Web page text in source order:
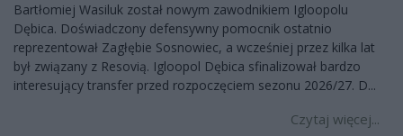
Bartłomiej Wasiluk został nowym zawodnikiem Igloopolu
Dębica. Doświadczony defensywny pomocnik ostatnio
reprezentował Zagłębie Sosnowiec, a wcześniej przez kilka lat
był związany z Resovią. Igloopol Dębica sfinalizował bardzo
interesujący transfer przed rozpoczęciem sezonu 2026/27. D...
Czytaj więcej...